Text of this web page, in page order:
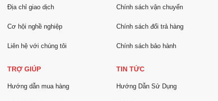
Địa chỉ giao dịch
Cơ hội nghề nghiệp
Liên hệ với chúng tôi
Chính sách vận chuyển
Chính sách đổi trả hàng
Chính sách bảo hành
TRỢ GIÚP
Hướng dẫn mua hàng
TIN TỨC
Hướng Dẫn Sử Dụng